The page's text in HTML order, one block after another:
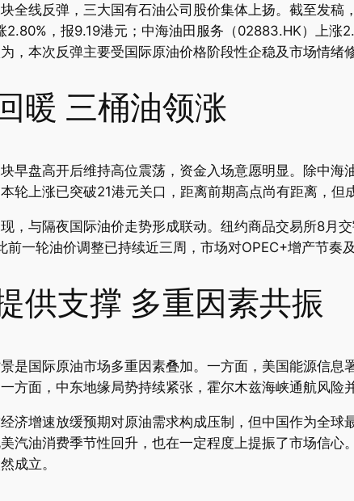
全线反弹，三大国有石油公司股价集体上扬。截至发
2.80%，报9.19港元；中海油田服务（02883.HK）上
，本次反弹主要受国际原油价格阶段性企稳及市场情绪
暖 三桶油领涨
早盘高开后维持高位震荡，资金入场意愿明显。除中海
轮上涨已突破21港元关口，距离前期高点尚有距离，但
，与隔夜国际油价走势形成联动。纽约商品交易所8月
一轮油价调整已持续近三周，市场对OPEC+增产节奏
供支撑 多重因素共振
是国际原油市场多重因素叠加。一方面，美国能源信
方面，中东地缘局势持续紧张，霍尔木兹海峡通航风险
济增速放缓预期对原油需求构成压制，但中国作为全
汽油消费季节性回升，也在一定程度上提振了市场信
成立。